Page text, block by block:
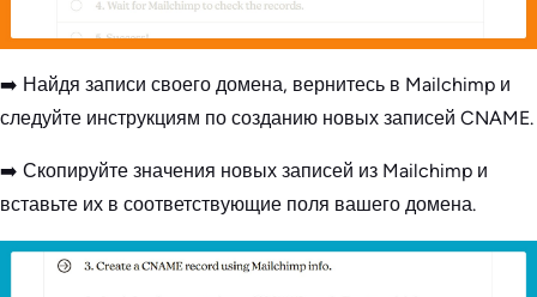
➡️ Найдя записи своего домена, вернитесь в Mailchimp и
следуйте инструкциям по созданию новых записей CNAME.
➡️ Скопируйте значения новых записей из Mailchimp и
вставьте их в соответствующие поля вашего домена.